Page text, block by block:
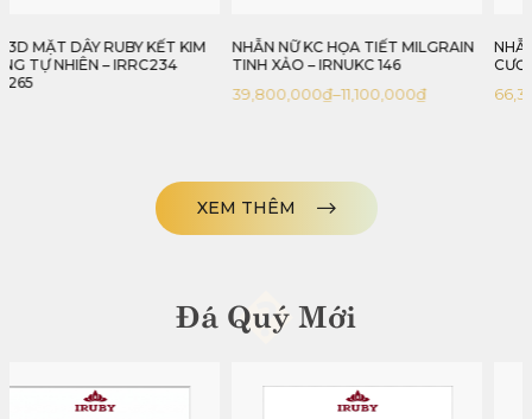
NHẪN NỮ KC HỌA TIẾT MILGRAIN
TINH XẢO – IRNUKC 146
39,800,000
NHẪN NỮ RUBY LỤC YÊN KẾT KIM
CƯƠNG TỰ NHIÊN – IRRB 237510
66,352,000₫
XEM THÊM
Đá Quý Mới
�